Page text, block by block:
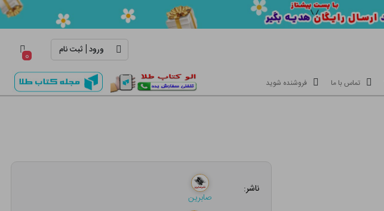
ورود| ثبت نام ۰
تماس با ما فروشنده شوید
ناشر:
صابرین